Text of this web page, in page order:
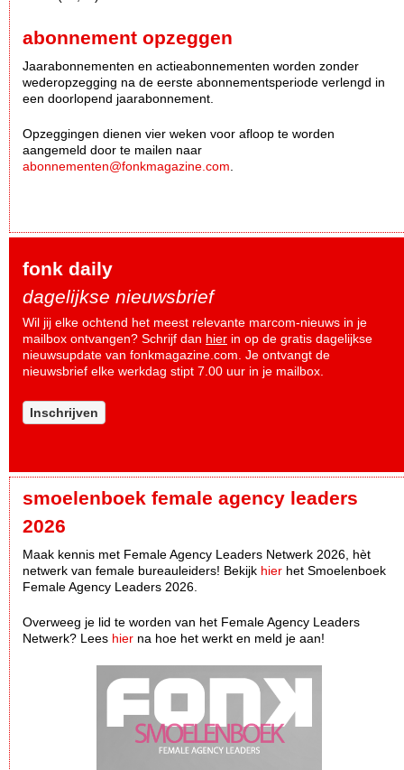
abonnement opzeggen
Jaarabonnementen en actieabonnementen worden zonder
wederopzegging na de eerste abonnementsperiode verlengd in
een doorlopend jaarabonnement.
Opzeggingen dienen vier weken voor afloop te worden
aangemeld door te mailen naar
abonnementen@fonkmagazine.com
fonk daily
dagelijkse nieuwsbrief
Wil jij elke ochtend het meest relevante marcom-nieuws in je
mailbox ontvangen? Schrijf dan hier in op de gratis dagelijkse
nieuwsupdate van fonkmagazine.com. Je ontvangt de
nieuwsbrief elke werkdag stipt 7.00 uur in je mailbox.
Inschrijven
smoelenboek female agency leaders
2026
Maak kennis met Female Agency Leaders Netwerk 2026, hèt
netwerk van female bureauleiders! Bekijk hier het Smoelenboek
Female Agency Leaders 2026.
Overweeg je lid te worden van het Female Agency Leaders
Netwerk? Lees hier na hoe het werkt en meld je aan!